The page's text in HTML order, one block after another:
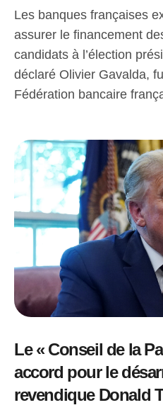
Les banques françaises
assurer le financement
candidats à l’élection
déclaré Olivier Gavalda,
Fédération bancaire
Le « Conseil de la
accord pour le
revendique Donald